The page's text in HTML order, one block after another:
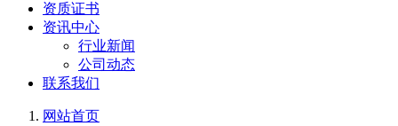
资质证书
资讯中心
行业新闻
公司动态
联系我们
网站首页